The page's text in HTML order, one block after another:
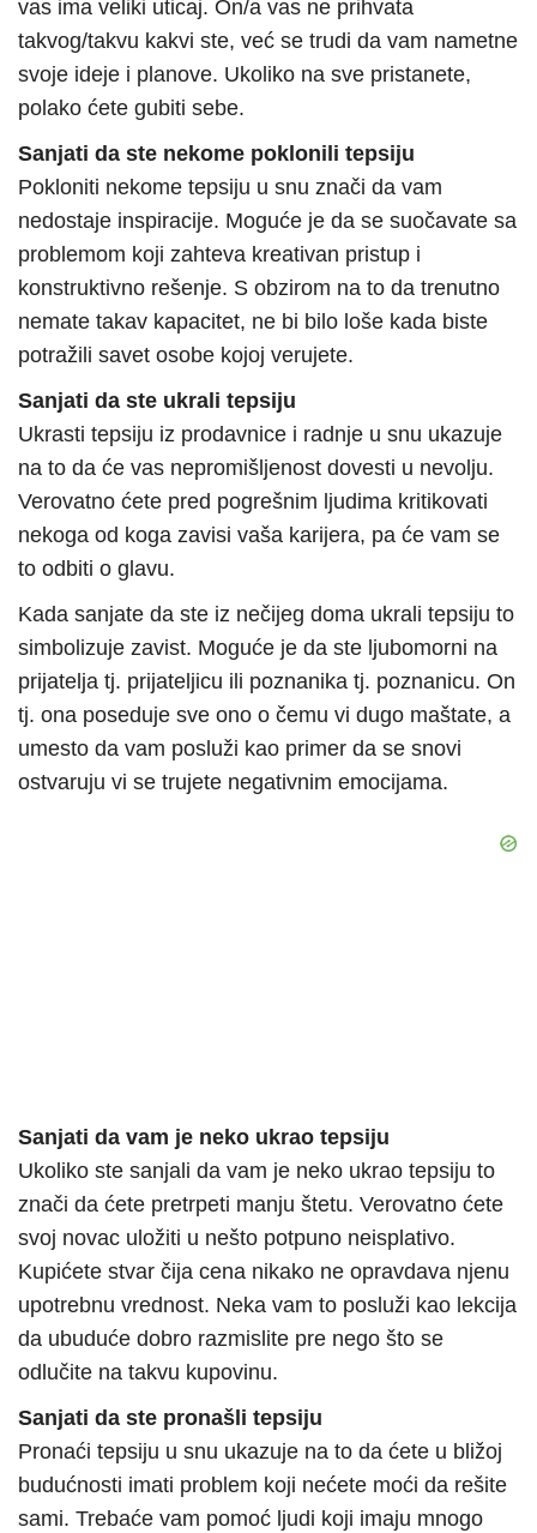
vas ima veliki uticaj. On/a vas ne prihvata
takvog/takvu kakvi ste, već se trudi da vam nametne
svoje ideje i planove. Ukoliko na sve pristanete,
polako ćete gubiti sebe.
Sanjati da ste nekome poklonili tepsiju
Pokloniti nekome tepsiju u snu znači da vam
nedostaje inspiracije. Moguće je da se suočavate sa
problemom koji zahteva kreativan pristup i
konstruktivno rešenje. S obzirom na to da trenutno
nemate takav kapacitet, ne bi bilo loše kada biste
potražili savet osobe kojoj verujete.
Sanjati da ste ukrali tepsiju
Ukrasti tepsiju iz prodavnice i radnje u snu ukazuje
na to da će vas nepromišljenost dovesti u nevolju.
Verovatno ćete pred pogrešnim ljudima kritikovati
nekoga od koga zavisi vaša karijera, pa će vam se
to odbiti o glavu.
Kada sanjate da ste iz nečijeg doma ukrali tepsiju to
simbolizuje zavist. Moguće je da ste ljubomorni na
prijatelja tj. prijateljicu ili poznanika tj. poznanicu. On
tj. ona poseduje sve ono o čemu vi dugo maštate, a
umesto da vam posluži kao primer da se snovi
ostvaruju vi se trujete negativnim emocijama.
Sanjati da vam je neko ukrao tepsiju
Ukoliko ste sanjali da vam je neko ukrao tepsiju to
znači da ćete pretrpeti manju štetu. Verovatno ćete
svoj novac uložiti u nešto potpuno neisplativo.
Kupićete stvar čija cena nikako ne opravdava njenu
upotrebnu vrednost. Neka vam to posluži kao lekcija
da ubuduće dobro razmislite pre nego što se
odlučite na takvu kupovinu.
Sanjati da ste pronašli tepsiju
Pronaći tepsiju u snu ukazuje na to da ćete u bližoj
budućnosti imati problem koji nećete moći da rešite
sami. Trebaće vam pomoć ljudi koji imaju mnogo